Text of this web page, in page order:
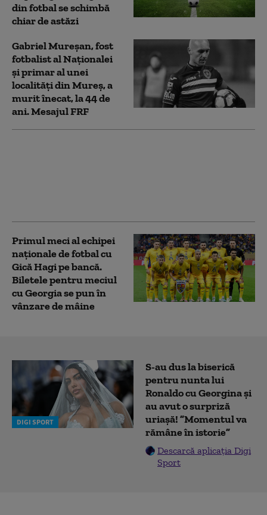
din fotbal se schimbă
chiar de astăzi
Gabriel Mureșan, fost
fotbalist al Naționalei
și primar al unei
localități din Mureș, a
murit înecat, la 44 de
ani. Mesajul FRF
Primul meci al echipei
naționale de fotbal cu
Gică Hagi pe bancă.
Biletele pentru meciul
cu Georgia se pun în
vânzare de mâine
DIGI SPORT
S-au dus la biserică
pentru nunta lui
Ronaldo cu Georgina și
au avut o surpriză
uriașă! ”Momentul va
rămâne în istorie”
Descarcă aplicația Digi
Sport